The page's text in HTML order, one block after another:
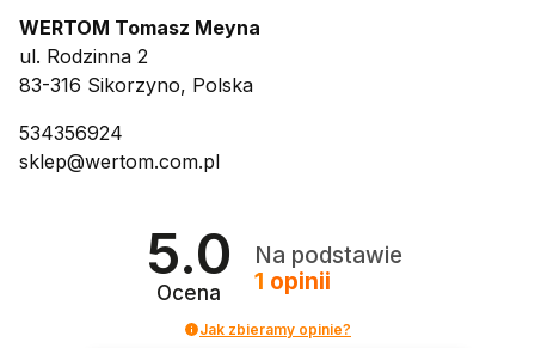
WERTOM Tomasz Meyna
ul. Rodzinna 2
83-316 Sikorzyno, Polska
534356924
sklep@wertom.com.pl
5.0
Ocena
Na podstawie
1 opinii
Jak zbieramy opinie?